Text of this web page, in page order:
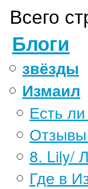
Всего
Блоги
звёзды
Измаил
Есть
8. Lily/
Где в